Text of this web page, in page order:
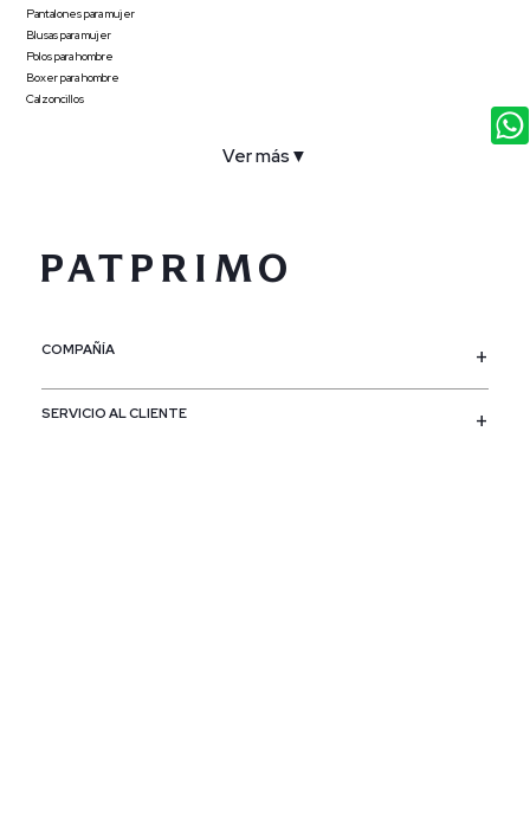
Pantalones para mujer
Blusas para mujer
Polos para hombre
Boxer para hombre
Calzoncillos
Ver más ▼
COMPAÑÍA
SERVICIO AL CLIENTE